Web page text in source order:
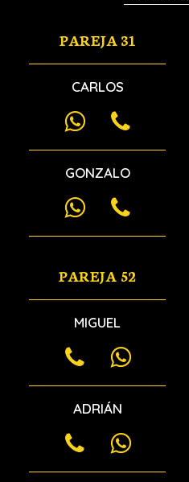
PAREJA 31
CARLOS
GONZALO
PAREJA 52
MIGUEL
ADRIÁN